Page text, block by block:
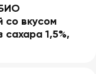
со вкусом
сахара 1,5%,